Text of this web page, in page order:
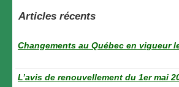
Articles récents
Changements au Québec en vigueur
L’avis de renouvellement du 1er mai